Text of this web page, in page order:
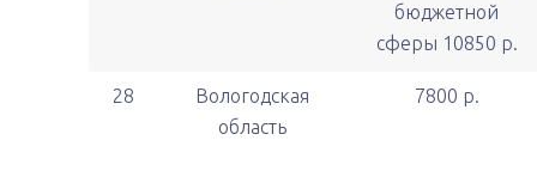
бюджетной
сферы 10850 р.
28
Вологодская
область
7800 р.